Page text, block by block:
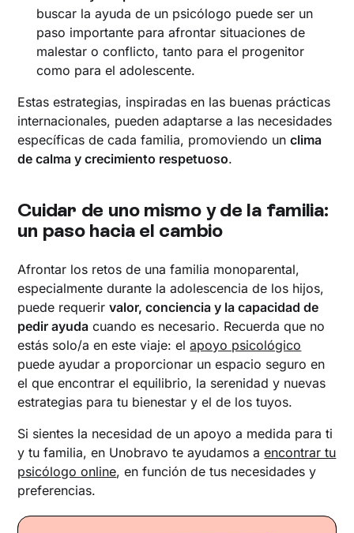
buscar la ayuda de un psicólogo puede ser un
paso importante para afrontar situaciones de
malestar o conflicto, tanto para el progenitor
como para el adolescente.
Estas estrategias, inspiradas en las buenas prácticas
internacionales, pueden adaptarse a las necesidades
específicas de cada familia, promoviendo unclima
de calma y crecimiento respetuoso.
Cuidar de uno mismo y de la familia:
un paso hacia el cambio
Afrontar los retos de una familia monoparental,
especialmente durante la adolescencia de los hijos,
puede requerirvalor, conciencia y la capacidad de
pedir ayuda cuando es necesario. Recuerda que no
estás solo/a en este viaje: elapoyo psicológico
puede ayudar a proporcionar un espacio seguro en
el que encontrar el equilibrio, la serenidad y nuevas
estrategias para tu bienestar y el de los tuyos.
Si sientes la necesidad de un apoyo a medida para ti
y tu familia, en Unobravo te ayudamos aencontrar tu
psicólogo online, en función de tus necesidades y
preferencias.